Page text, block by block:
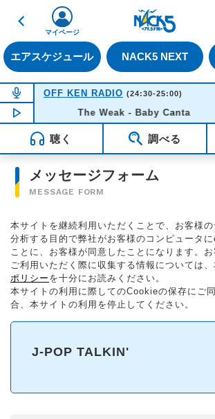
戻る
エアスケジュール NACK5 NEXT
マイページ
NOW ON AIR
OFF KEN RADIO (24:30-25:00)
NOW PLAYING00:52
The Weak - Baby Canta
聴く 調べる
メッセージフォーム
MESSAGE FORM
本サイトを継続利用いただくことで、お客様
分析する目的で弊社がお客様のコンピュータ
ことに、お客様が同意したことになります。
ご利用いただく際に収集する情報については
ポリシー を十分にお読みください。
本サイトの利用に際してのCookieの保存にご
合、本サイトの利用を停止してください。
J-POP TALKIN'